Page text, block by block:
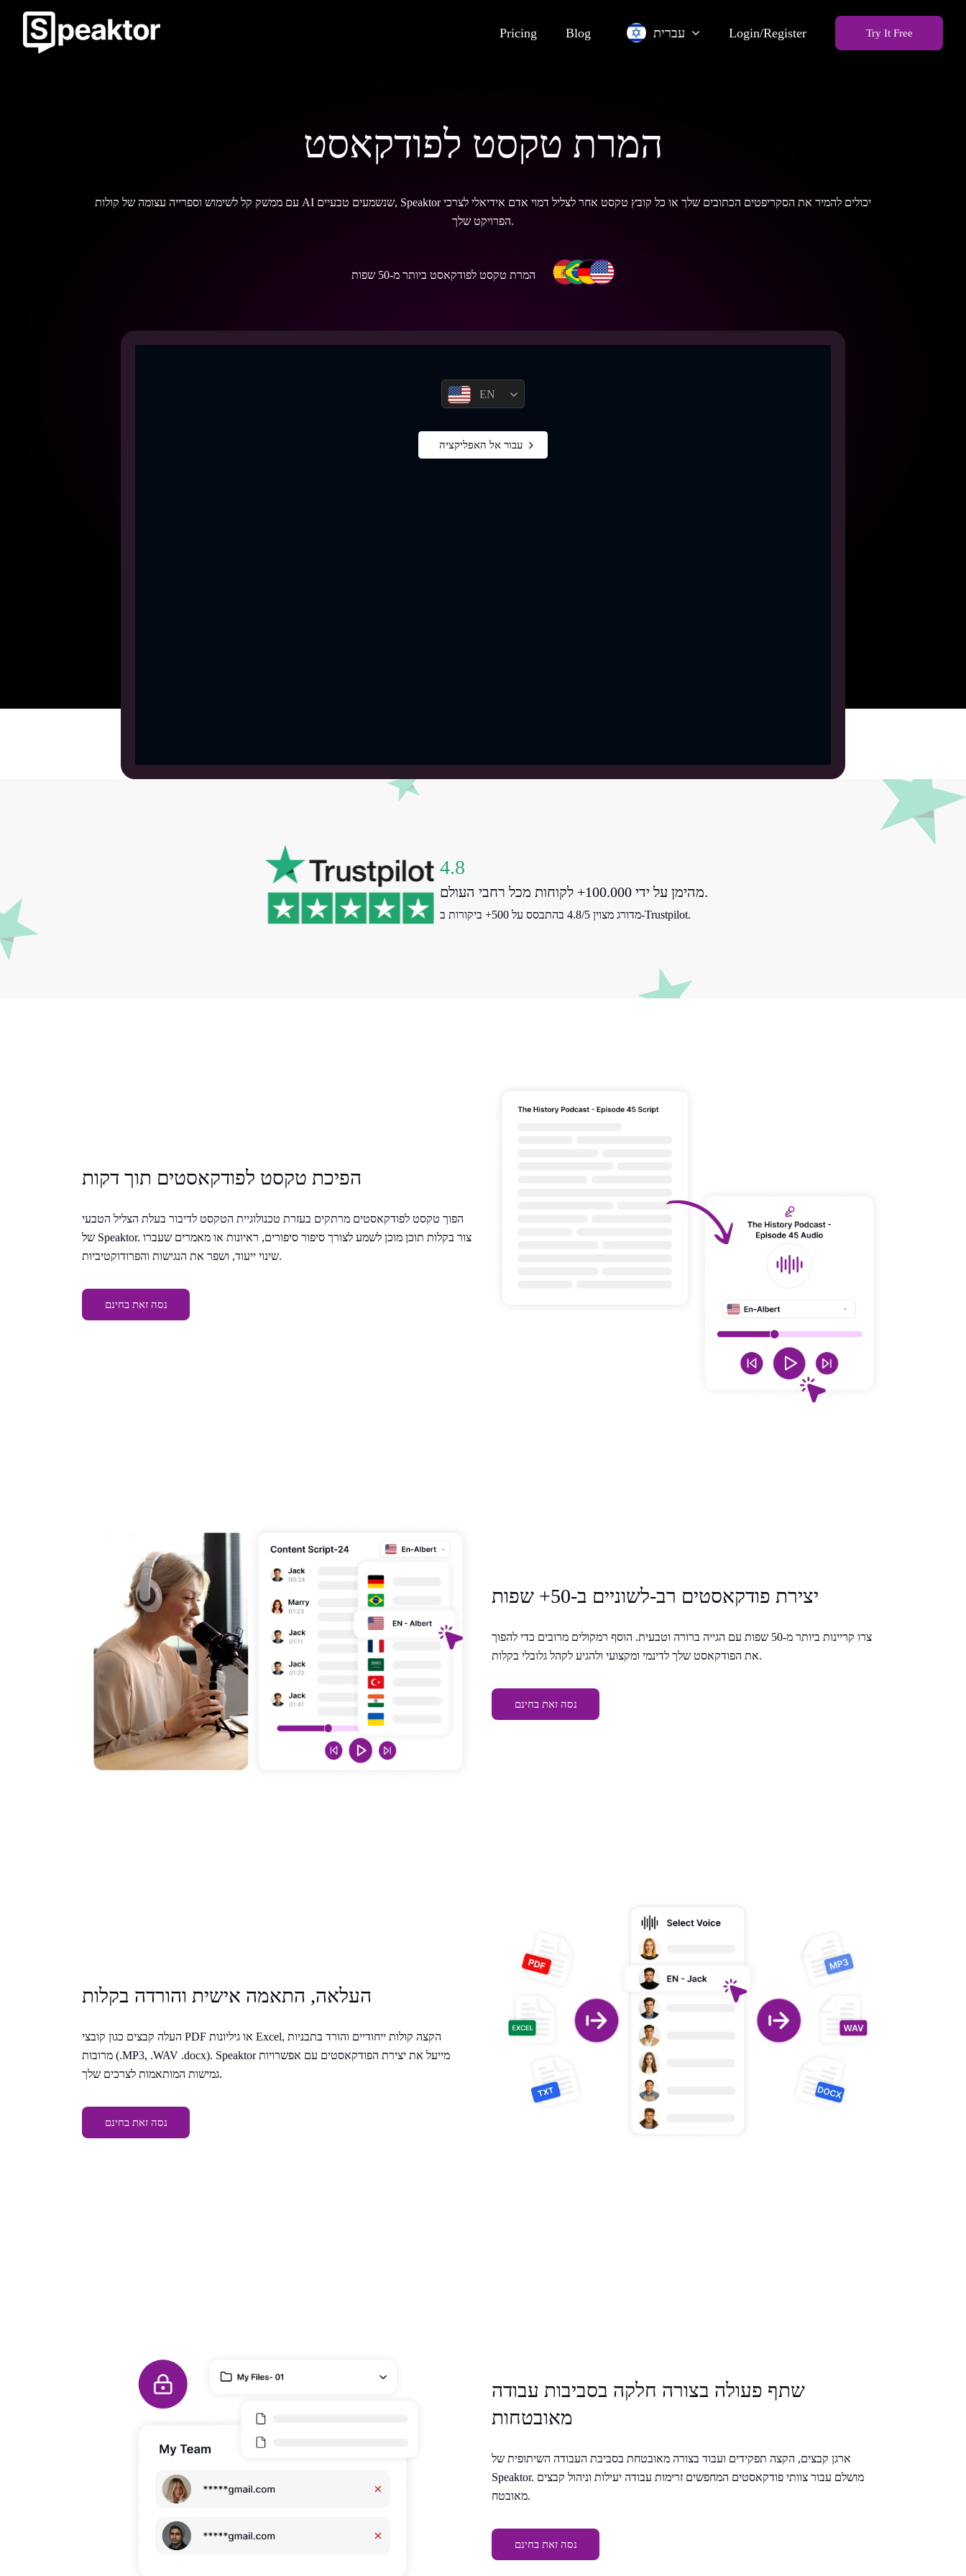
Pricing Blog עברית Login/Register Try It Free
המרת טקסט לפודקאסט
עם ממשק קל לשימוש וספרייה עצומה של קולות AI שנשמעים טבעיים, Speaktor יכולים להמיר את הסקריפטים הכתובים שלך או כל קובץ טקסט אחר לצליל דמוי אדם אידיאלי לצרכי
הפרויקט שלך.
המרת טקסט לפודקאסט ביותר מ-50 שפות
EN
עבור אל האפליקציה
4.8
מהימן על ידי 100.000+ לקוחות מכל רחבי העולם.
מדורג מצוין 4.8/5 בהתבסס על 500+ ביקורות ב-Trustpilot.
הפיכת טקסט לפודקאסטים תוך דקות
הפוך טקסט לפודקאסטים מרתקים בעזרת טכנולוגיית הטקסט לדיבור בעלת הצליל הטבעי
של Speaktor. צור בקלות תוכן מוכן לשמע לצורך סיפור סיפורים, ראיונות או מאמרים שעברו
שינוי ייעוד, ושפר את הנגישות והפרודוקטיביות.
נסה זאת בחינם
יצירת פודקאסטים רב-לשוניים ב-50+ שפות
צרו קריינות ביותר מ-50 שפות עם הגייה ברורה וטבעית. הוסף רמקולים מרובים כדי להפוך
את הפודקאסט שלך לדינמי ומקצועי ולהגיע לקהל גלובלי בקלות.
נסה זאת בחינם
העלאה, התאמה אישית והורדה בקלות
העלה קבצים כגון קובצי PDF או גיליונות Excel, הקצה קולות ייחודיים והורד בתבניות
מרובות (.MP3, .WAV .docx). Speaktor מייעל את יצירת הפודקאסטים עם אפשרויות
גמישות המותאמות לצרכים שלך.
נסה זאת בחינם
שתף פעולה בצורה חלקה בסביבות עבודה
מאובטחות
ארגן קבצים, הקצה תפקידים ועבוד בצורה מאובטחת בסביבת העבודה השיתופית של
Speaktor. מושלם עבור צוותי פודקאסטים המחפשים זרימות עבודה יעילות וניהול קבצים
מאובטח.
נסה זאת בחינם